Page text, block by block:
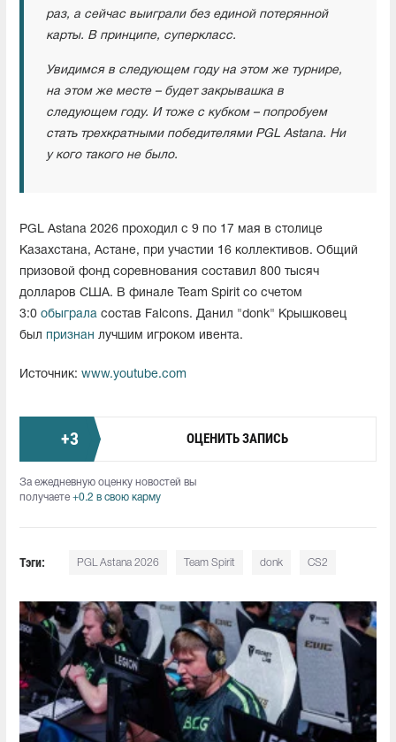
раз, а сейчас выиграли без единой потерянной
карты. В принципе, суперкласс.
Увидимся в следующем году на этом же турнире,
на этом же месте – будет закрывашка в
следующем году. И тоже с кубком – попробуем
стать трехкратными победителями PGL Astana. Ни
у кого такого не было.
PGL Astana 2026 проходил с 9 по 17 мая в столице
Казахстана, Астане, при участии 16 коллективов. Общий
призовой фонд соревнования составил 800 тысяч
долларов США. В финале Team Spirit со счетом
3:0 обыграла состав Falcons. Данил "donk" Крышковец
был признан лучшим игроком ивента.
Источник: www.youtube.com
+3 ОЦЕНИТЬ ЗАПИСЬ
За ежедневную оценку новостей вы
получаете +0.2 в свою карму
Тэги: PGL Astana 2026 Team Spirit donk CS2